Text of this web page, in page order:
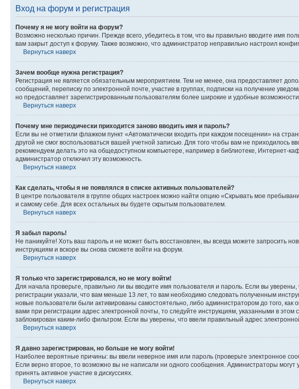
Вход на форум и регистрация
Почему я не могу войти на форум?
Возможно несколько причин. Прежде всего, убедитесь в том, что вы правильно вводите имя
вам закрыт доступ к форуму. Также возможно, что администратор неправильно настроил
Вернуться наверх
Зачем вообще нужна регистрация?
Регистрация не является обязательным мероприятием. Тем не менее, она предоставляет
сообщений, переписку по электронной почте, участие в группах, подписки на получение
но предоставляет зарегистрированным пользователям более широкие и удобные
Вернуться наверх
Почему мне периодически приходится заново вводить имя и пароль?
Если вы не отметили флажком пункт «Автоматически входить при каждом посещении» на
другой не смог воспользоваться вашей учетной записью. Для того чтобы вам не
рекомендуем делать это на общедоступном компьютере, например в библиотеке, Интернет-
администратор отключил эту возможность.
Вернуться наверх
Как сделать, чтобы я не появлялся в списке активных пользователей?
В центре пользователя в группе общих настроек можно найти опцию «Скрывать мое
и самому себе. Для всех остальных вы будете скрытым пользователем.
Вернуться наверх
Я забыл пароль!
Не паникуйте! Хоть ваш пароль и не может быть восстановлен, вы всегда можете запросить
инструкциям и вскоре вы снова сможете войти на форум.
Вернуться наверх
Я только что зарегистрировался, но не могу войти!
Для начала проверьте, правильно ли вы вводите имя пользователя и пароль. Если вы
регистрации указали, что вам меньше 13 лет, то вам необходимо следовать полученным
новые пользователи были активированы самостоятельно, либо администратором до того,
вами при регистрации адрес электронной почты, то следуйте инструкциям, указанными в
заблокирован каким-либо фильтром. Если вы уверены, что ввели правильный адрес
Вернуться наверх
Я давно зарегистрирован, но больше не могу войти!
Наиболее вероятные причины: вы ввели неверное имя или пароль (проверьте электронное
Если верно второе, то возможно вы не написали ни одного сообщения. Администраторы
принять активное участие в дискуссиях.
Вернуться наверх